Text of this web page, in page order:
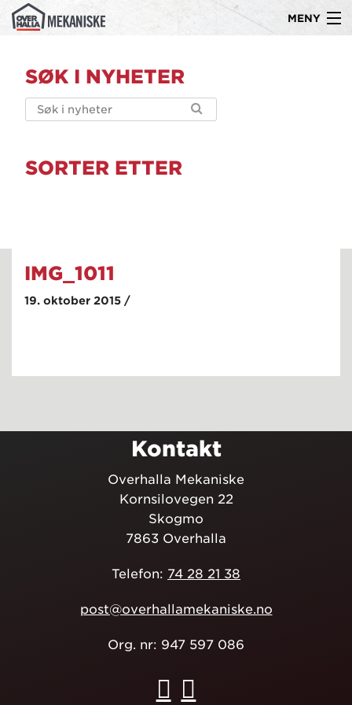
MENY
Produkter
Kompetanse
innholdet
SØK I NYHETER
SORTER ETTER
IMG_1011
19. oktober 2015 /
Kontakt
Overhalla Mekaniske
Kornsilovegen 22
Skogmo
7863 Overhalla
Telefon: 74 28 21 38
post@overhallamekaniske.no
Org. nr: 947 597 086